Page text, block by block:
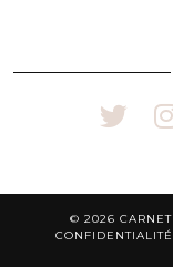
© 2026
CONFIDENTIALITÉ